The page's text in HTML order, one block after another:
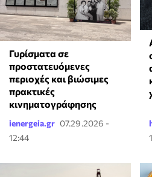
Γυρίσματα σε
προστατευόμενες
περιοχές και βιώσιμες
πρακτικές
κινηματογράφησης
ienergeia.gr 07.29.2026 -
12:44